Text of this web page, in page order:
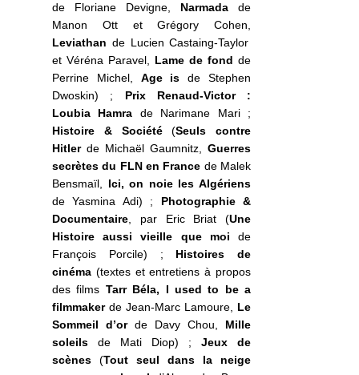
de Floriane Devigne, Narmada de
Manon Ott et Grégory Cohen,
Leviathan de Lucien Castaing-Taylor
et Véréna Paravel, Lame de fond de
Perrine Michel, Age is de Stephen
Dwoskin) ; Prix Renaud-Victor :
Loubia Hamra de Narimane Mari ;
Histoire & Société(Seuls contre
Hitlerde Michaël Gaumnitz,Guerres
secrètes du FLN en France de Malek
Bensmaïl, Ici, on noie les Algériens
de Yasmina Adi) ; Photographie &
Documentaire , par Eric Briat (Une
Histoire aussi vieille que moi de
François Porcile) ; Histoires de
cinéma (textes et entretiens à propos
des films Tarr Béla, I used to be a
filmmakerde Jean-Marc Lamoure, Le
Sommeil d’orde Davy Chou, Mille
soleils de Mati Diop) ;Jeux de
scènes (Tout seul dans la neige